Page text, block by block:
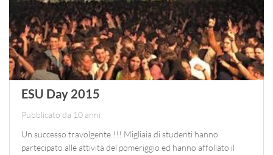
ESU Day 2015
Pubblicato da 10 anni
Un successo travolgente !!! Migliaia di studenti hanno
partecipato alle attività del pomeriggio ed hanno affollato il